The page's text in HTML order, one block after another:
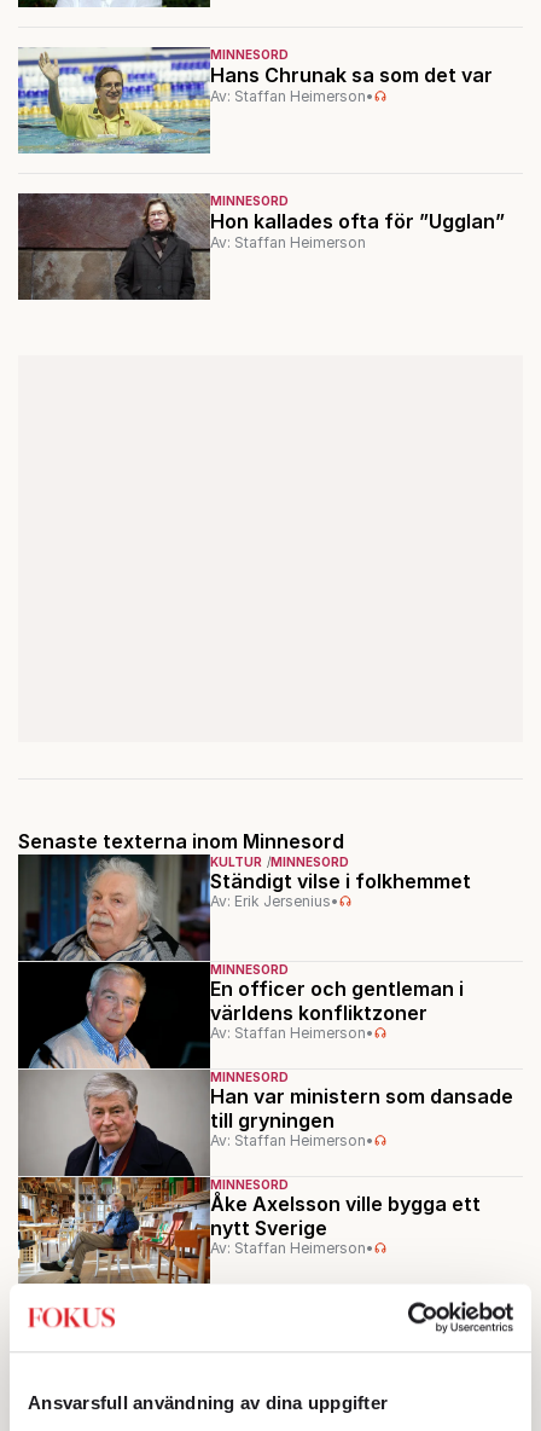
Ansvarsfull användning av dina uppgifter
MINNESORD
Hans Chrunak sa som det var
Av: Staffan Heimerson•
MINNESORD
Hon kallades ofta för ”Ugglan”
Av: Staffan Heimerson
Senaste texterna inom Minnesord
KULTUR MINNESORD
Ständigt vilse i folkhemmet
Av: Erik Jersenius•
MINNESORD
En officer och gentleman i
världens konfliktzoner
Av: Staffan Heimerson•
MINNESORD
Han var ministern som dansade
till gryningen
Av: Staffan Heimerson•
MINNESORD
Åke Axelsson ville bygga ett
nytt Sverige
Av: Staffan Heimerson•
Han var ett under av musikalitet
MINNESORD
En vardagshjältinna med